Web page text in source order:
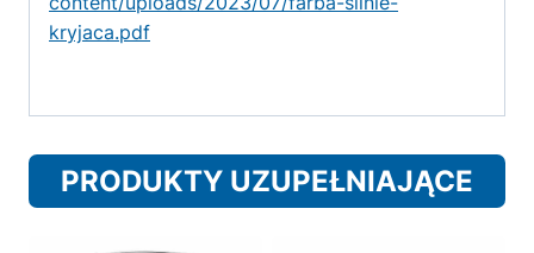
kryjaca.pdf
PRODUKTY UZUPEŁNIAJĄCE